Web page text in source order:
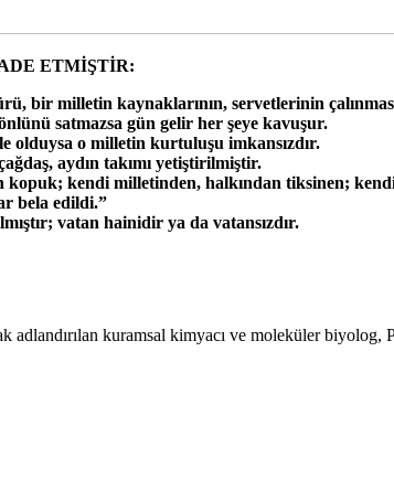
ETMİŞTİR:
bir milletin kaynaklarının, servetlerinin
satmazsa gün gelir her şeye kavuşur.
olduysa o milletin kurtuluşu imkansızdır.
aydın takımı yetiştirilmiştir.
kendi milletinden, halkından tiksinen;
bela edildi.”
vatan hainidir ya da vatansızdır.
adlandırılan kuramsal kimyacı ve moleküler biyolog,